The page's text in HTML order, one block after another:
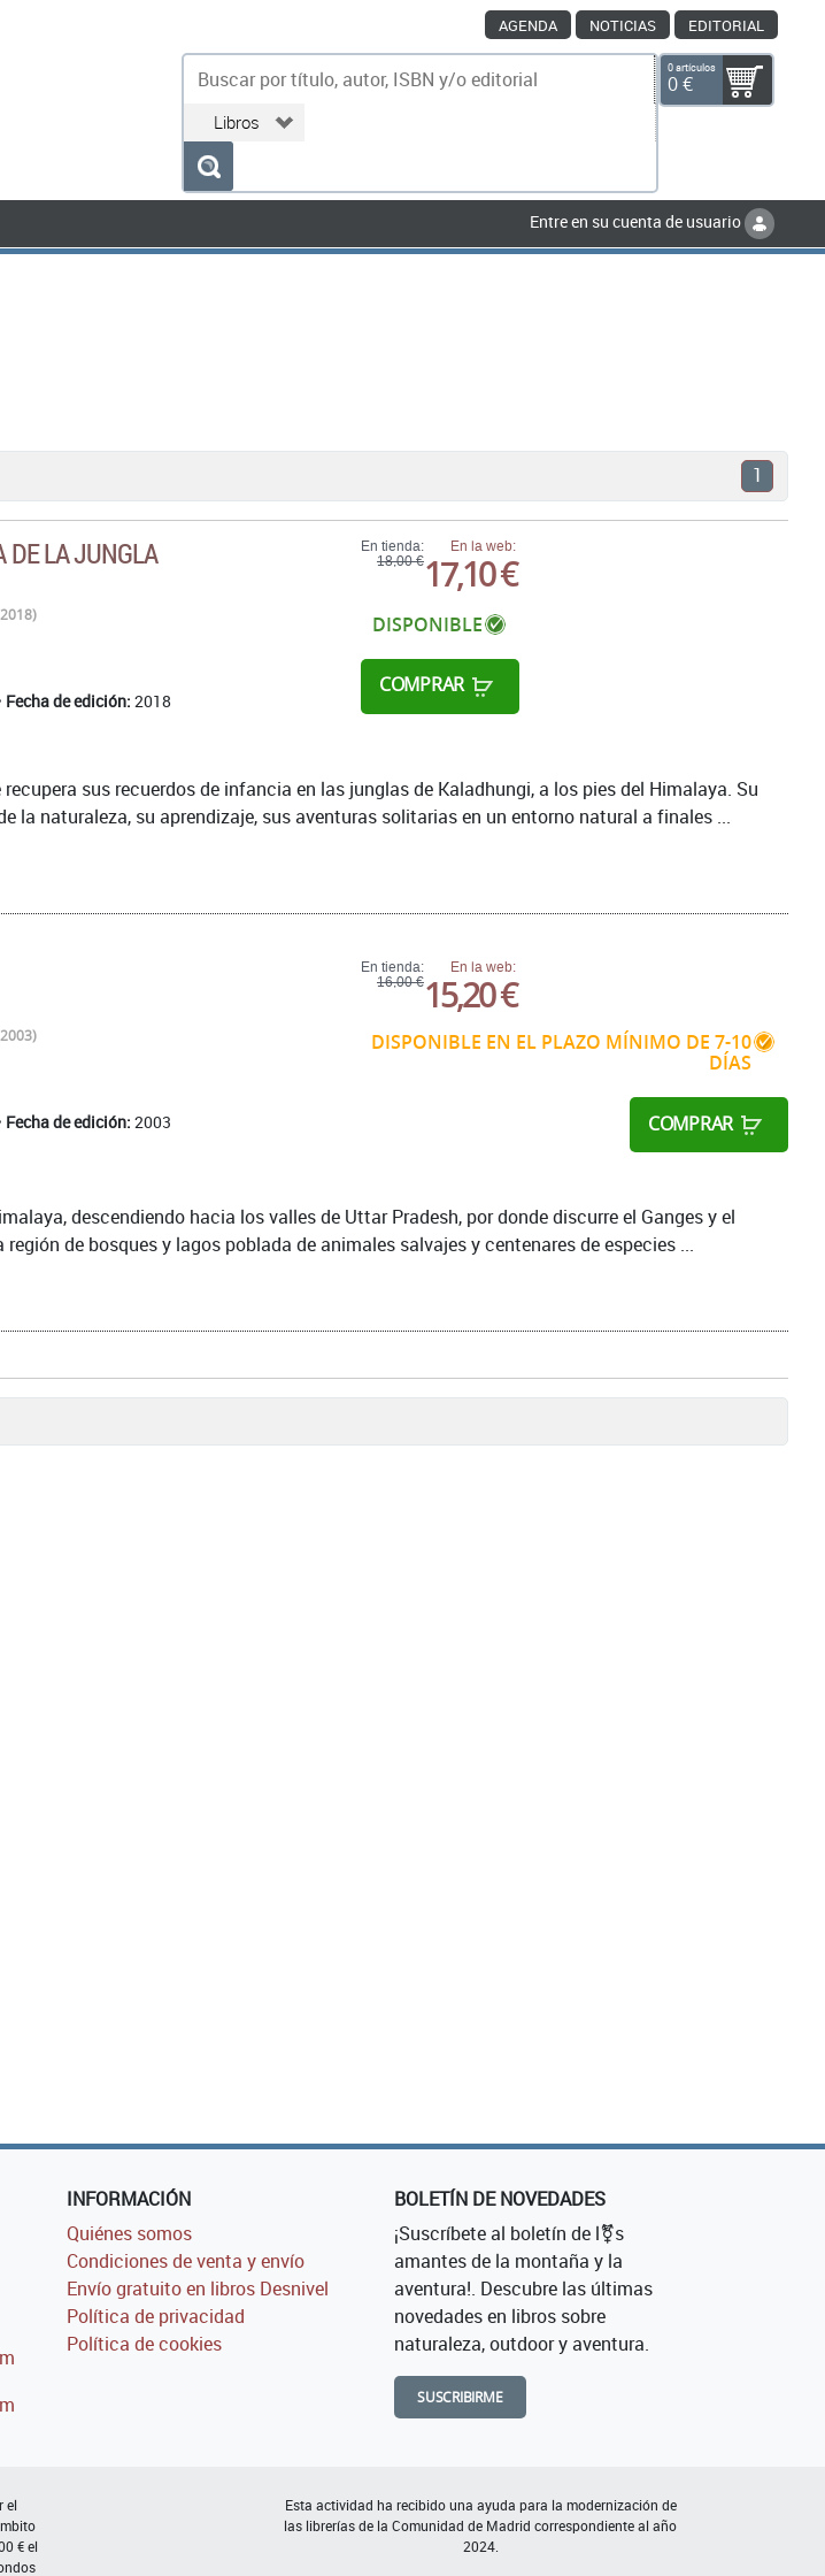
AGENDA NOTICIAS EDITORIAL
0 artículos
0 €
Entre en su cuenta de usuario
1
DE LA JUNGLA
Fecha de edición: 2018
En tienda:
18,00 €
En la web:
17,10 €
DISPONIBLE
COMPRAR
recupera sus recuerdos de infancia en las junglas de Kaladhungi, a los pies del Himalaya. Su
la naturaleza, su aprendizaje, sus aventuras solitarias en un entorno natural a finales ...
Fecha de edición: 2003
En tienda:
16,00 €
En la web:
15,20 €
DISPONIBLE EN EL PLAZO MÍNIMO DE 7-10
DÍAS
COMPRAR
descendiendo hacia los valles de Uttar Pradesh, por donde discurre el Ganges y el
región de bosques y lagos poblada de animales salvajes y centenares de especies ...
INFORMACIÓN
Quiénes somos
Condiciones de venta y envío
Envío gratuito en libros Desnivel
Política de privacidad
Política de cookies
BOLETÍN DE NOVEDADES
¡Suscríbete al boletín de l⚧s
amantes de la montaña y la
aventura!. Descubre las últimas
novedades en libros sobre
naturaleza, outdoor y aventura.
SUSCRIBIRME
el
€ el
Esta actividad ha recibido una ayuda para la modernización de
las librerías de la Comunidad de Madrid correspondiente al año
2024.